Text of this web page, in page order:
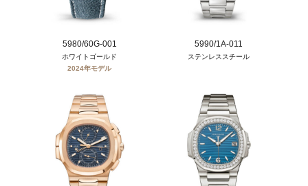
5980/60G-001
ホワイトゴールド
2024年モデル
5990/1A-011
ステンレススチール